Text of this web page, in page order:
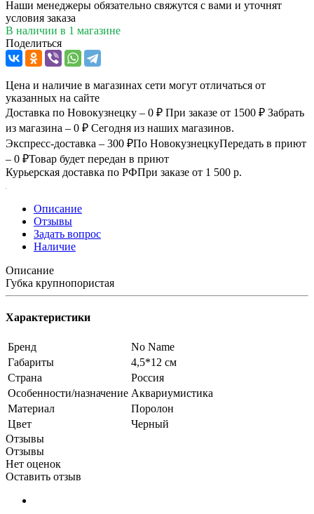
Наши менеджеры обязательно свяжутся с вами и уточнят
условия заказа
В наличии в 1 магазине
Поделиться
Цена и наличие в магазинах сети могут отличаться от
указанных на сайте
Доставка по Новокузнецку – 0 ₽ При заказе от 1500 ₽ Забрать
из магазина – 0 ₽ Сегодня из наших магазинов.
Экспресс-доставка – 300 ₽По НовокузнецкуПередать в приют
– 0 ₽Товар будет передан в приют
Курьерская доставка по РФПри заказе от 1 500 р.
Описание
Отзывы
Задать вопрос
Наличие
Описание
Губка крупнопористая
Характеристики
Бренд
No Name
Габариты
4,5*12 см
Страна
Россия
Особенности/назначение Аквариумистика
Материал
Поролон
Цвет
Черный
Отзывы
Отзывы
Нет оценок
Оставить отзыв